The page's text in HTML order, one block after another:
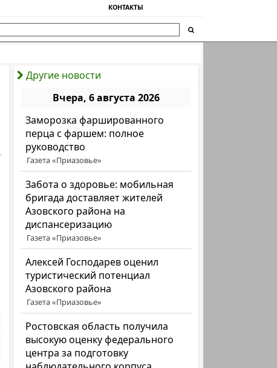
КОНТАКТЫ
Другие новости
Вчера, 6 августа 2026
Заморозка фаршированного
перца с фаршем: полное
руководство
Газета «Приазовье»
Забота о здоровье: мобильная
бригада доставляет жителей
Азовского района на
диспансеризацию
Газета «Приазовье»
Алексей Господарев оценил
туристический потенциал
Азовского района
Газета «Приазовье»
Ростовская область получила
высокую оценку федерального
центра за подготовку